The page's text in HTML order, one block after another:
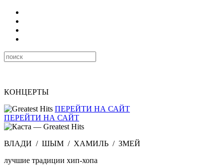
КОНЦЕРТЫ
ПЕРЕЙТИ НА САЙТ
ПЕРЕЙТИ НА САЙТ
ВЛАДИ / ШЫМ / ХАМИЛЬ / ЗМЕЙ
лучшие традиции хип-хопа